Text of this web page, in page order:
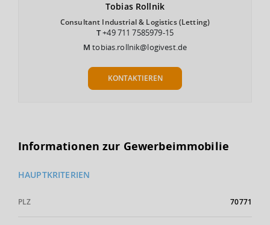
Tobias Rollnik
Consultant Industrial & Logistics (Letting)
T+49 711 7585979-15
Mtobias.rollnik@logivest.de
KONTAKTIEREN
Informationen zur Gewerbeimmobilie
HAUPTKRITERIEN
PLZ 70771